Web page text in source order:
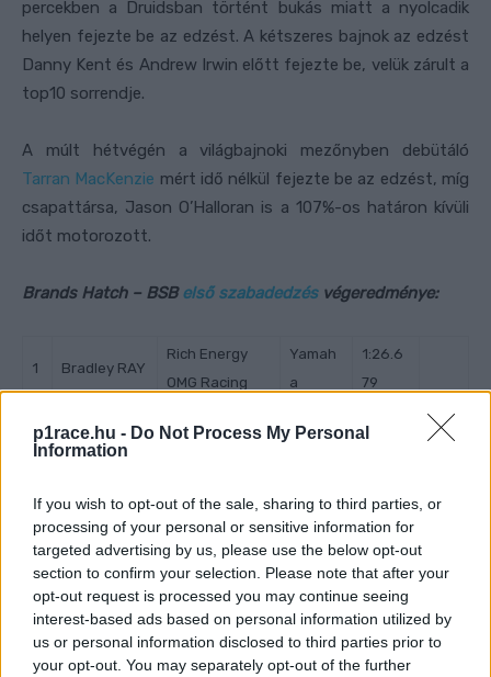
p1race.hu - Do Not Process My Personal
Information
If you wish to opt-out of the sale, sharing to third parties, or
processing of your personal or sensitive information for
targeted advertising by us, please use the below opt-out
section to confirm your selection. Please note that after your
opt-out request is processed you may continue seeing
interest-based ads based on personal information utilized by
us or personal information disclosed to third parties prior to
your opt-out. You may separately opt-out of the further